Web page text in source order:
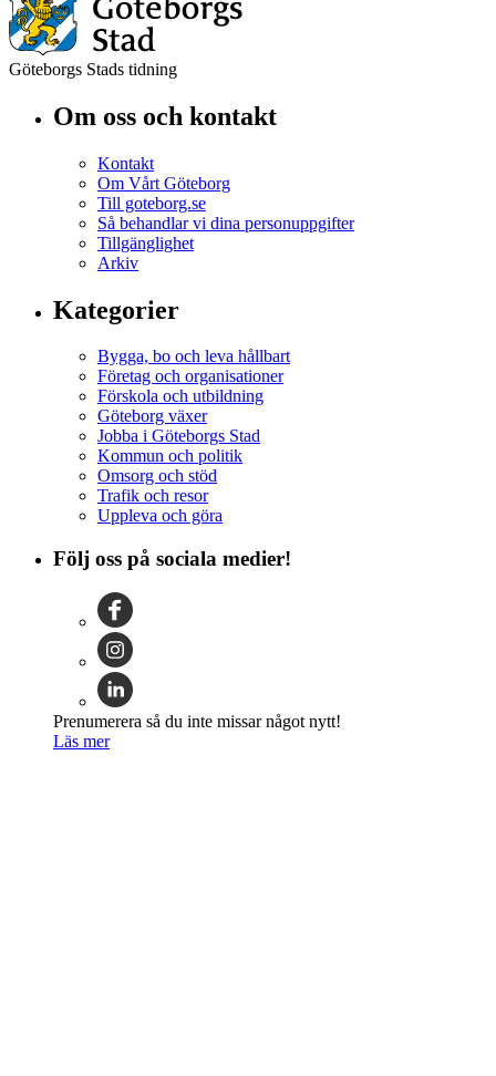
Göteborgs Stads tidning
Om oss och kontakt
Kontakt
Om Vårt Göteborg
Till goteborg.se
Så behandlar vi dina personuppgifter
Tillgänglighet
Arkiv
Kategorier
Bygga, bo och leva hållbart
Företag och organisationer
Förskola och utbildning
Göteborg växer
Jobba i Göteborgs Stad
Kommun och politik
Omsorg och stöd
Trafik och resor
Uppleva och göra
Följ oss på sociala medier!
Prenumerera så du inte missar något nytt!
Läs mer